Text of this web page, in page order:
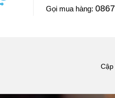
Gọi mua hàng:
luôn và chiếc đồng hồ này Ngọc